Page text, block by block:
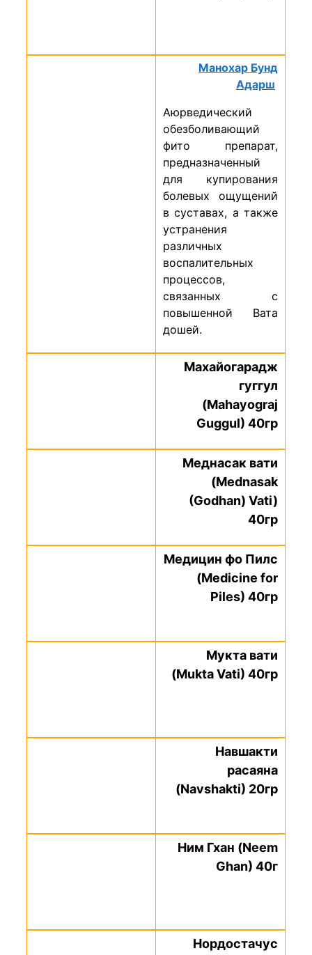
Манохар Бунд
Адарш
Аюрведический
обезболивающий
фито препарат,
предназначенный
для купирования
болевых ощущений
в суставах, а также
устранения
различных
воспалительных
процессов,
связанных с
повышенной Вата
дошей.
Махайогарадж
гуггул
(Mahayograj
Guggul) 40гр
Меднасак вати
(Mednasak
(Godhan) Vati)
40гр
Медицин фо Пилс
(Medicine for
Piles) 40гр
Мукта вати
(Mukta Vati) 40гр
Навшакти
расаяна
(Navshakti) 20гр
Ним Гхан (Neem
Ghan) 40г
Нордостачус